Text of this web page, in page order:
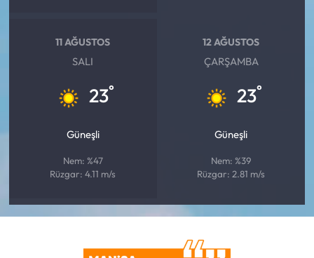
11 AĞUSTOS
SALI
23°
Güneşli
Nem: %47
Rüzgar: 4.11 m/s
12 AĞUSTOS
ÇARŞAMBA
23°
Güneşli
Nem: %39
Rüzgar: 2.81 m/s